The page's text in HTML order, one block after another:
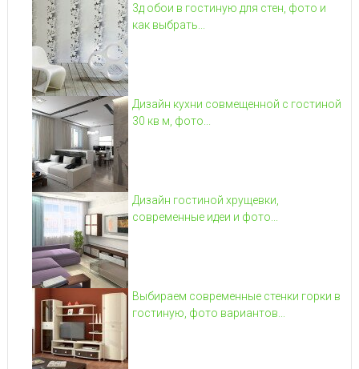
3д обои в гостиную для стен, фото и
как выбрать...
Дизайн кухни совмещенной с гостиной
30 кв м, фото...
Дизайн гостиной хрущевки,
современные идеи и фото...
Выбираем современные стенки горки в
гостиную, фото вариантов...